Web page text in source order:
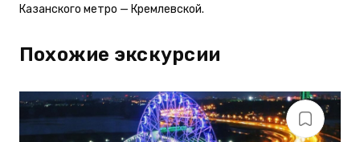
Казанского метро — Кремлевской.
Похожие экскурсии